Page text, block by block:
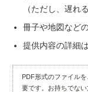
（ただし、遅れ
冊子や地図など
提供内容の詳細
PDF形式のファイル
要です。お持ちでな